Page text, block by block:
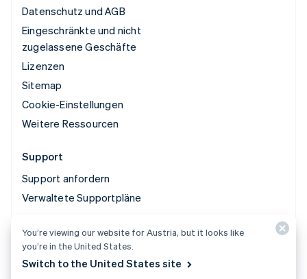
Datenschutz und AGB
Eingeschränkte und nicht
zugelassene Geschäfte
Lizenzen
Sitemap
Cookie-Einstellungen
Weitere Ressourcen
Support
Support anfordern
Verwaltete Supportpläne
© 2026 Stripe, LLC
You’re viewing our website for Austria, but it looks like
you’re in the United States.
Switch to the United States site